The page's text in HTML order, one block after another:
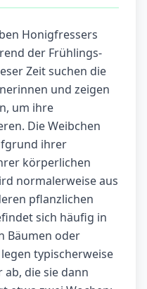
Honigfressers
der Frühlings-
Zeit suchen die
und zeigen
um ihre
Die Weibchen
ihrer
körperlichen
normalerweise aus
pflanzlichen
sich häufig in
Bäumen oder
typischerweise
ab, die sie dann